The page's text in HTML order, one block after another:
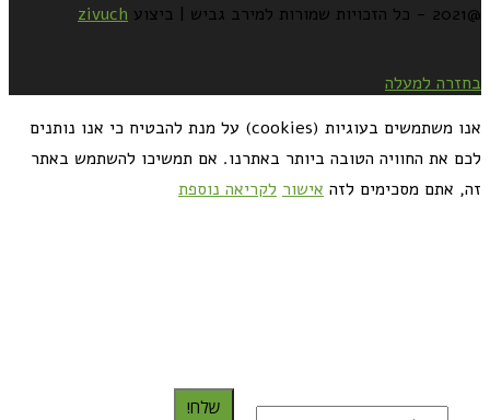
@2021 - כל הזכויות שמורות למירב גביש | ביצוע zivuch
בחזרה למעלה
אנו משתמשים בעוגיות (cookies) על מנת להבטיח כי אנו נותנים
לכם את החוויה הטובה ביותר באתרנו. אם תמשיכו להשתמש באתר
זה, אתם מסכימים לזה אישור לקריאה נוספת
שלח!